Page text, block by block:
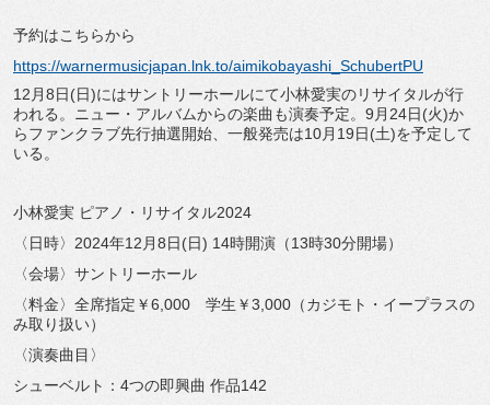
予約はこちらから
https://warnermusicjapan.lnk.to/aimikobayashi_SchubertPU
12月8日(日)にはサントリーホールにて小林愛実のリサイタルが行
われる。ニュー・アルバムからの楽曲も演奏予定。9月24日(火)か
らファンクラブ先行抽選開始、一般発売は10月19日(土)を予定して
いる。
小林愛実 ピアノ・リサイタル2024
〈日時〉2024年12月8日(日) 14時開演（13時30分開場）
〈会場〉サントリーホール
〈料金〉全席指定￥6,000 学生￥3,000（カジモト・イープラスの
み取り扱い）
〈演奏曲目〉
シューベルト：4つの即興曲 作品142